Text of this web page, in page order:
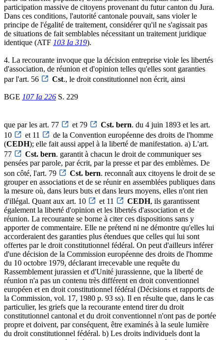
participation massive de citoyens provenant du futur canton du Jura.
Dans ces conditions, l'autorité cantonale pouvait, sans violer le
principe de l'égalité de traitement, considérer qu'il ne s'agissait pas
de situations de fait semblables nécessitant un traitement juridique
identique (ATF 103 Ia 319).
4. La recourante invoque que la décision entreprise viole les libertés
d'association, de réunion et d'opinion telles qu'elles sont garanties
par l'art. 56
Cst., le droit constitutionnel non écrit, ainsi
BGE 107 Ia 226 S. 229
que par les art. 77 et 79 Cst. bern. du 4 juin 1893 et les art.
10
et 11
de la Convention européenne des droits de l'homme
(CEDH); elle fait aussi appel à la liberté de manifestation. a) L'art.
77
Cst. bern. garantit à chacun le droit de communiquer ses
pensées par parole, par écrit, par la presse et par des emblèmes. De
son côté, l'art. 79
Cst. bern. reconnaît aux citoyens le droit de se
grouper en associations et de se réunir en assemblées publiques dans
la mesure où, dans leurs buts et dans leurs moyens, elles n'ont rien
d'illégal. Quant aux art. 10
et 11 CEDH, ils garantissent
également la liberté d'opinion et les libertés d'association et de
réunion. La recourante se borne à citer ces dispositions sans y
apporter de commentaire. Elle ne prétend ni ne démontre qu'elles lui
accorderaient des garanties plus étendues que celles qui lui sont
offertes par le droit constitutionnel fédéral. On peut d'ailleurs inférer
d'une décision de la Commission européenne des droits de l'homme
du 10 octobre 1979, déclarant irrecevable une requête du
Rassemblement jurassien et d'Unité jurassienne, que la liberté de
réunion n'a pas un contenu très différent en droit conventionnel
européen et en droit constitutionnel fédéral (Décisions et rapports de
la Commission, vol. 17, 1980 p. 93 ss). Il en résulte que, dans le cas
particulier, les griefs que la recourante entend tirer du droit
constitutionnel cantonal et du droit conventionnel n'ont pas de portée
propre et doivent, par conséquent, être examinés à la seule lumière
du droit constitutionnel fédéral. b) Les droits individuels dont la